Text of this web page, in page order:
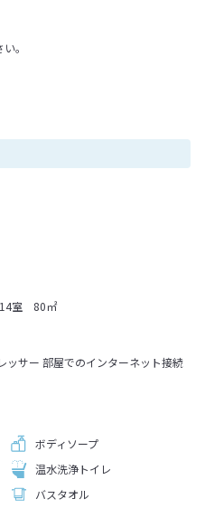
。
14室 80㎡
ッサー 部屋でのインターネット接続
ボディソープ
温水洗浄トイレ
バスタオル